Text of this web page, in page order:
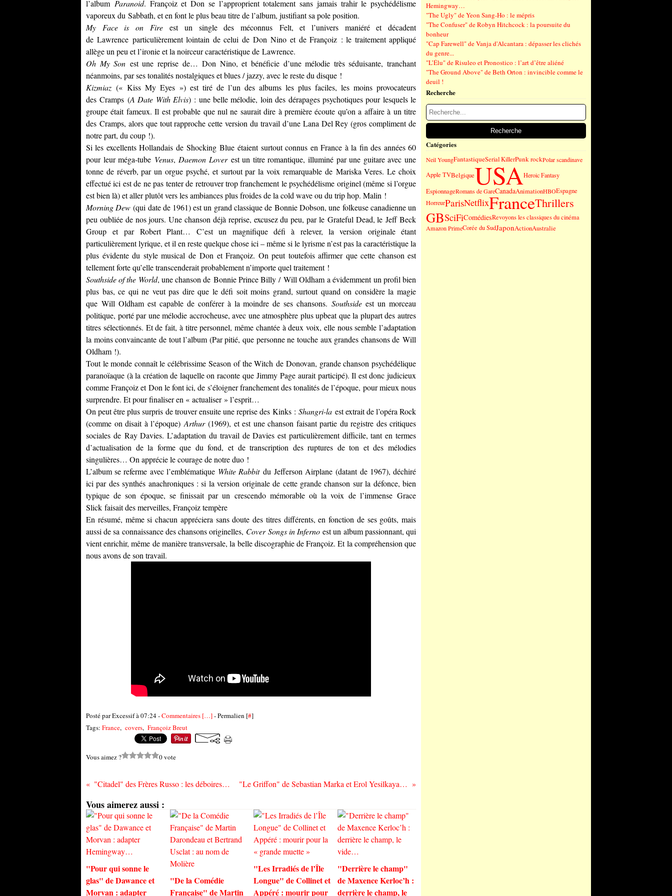
l’album Paranoid. Françoiz et Don se l’approprient totalement sans jamais trahir le psychédélisme
vaporeux du Sabbath, et en font le plus beau titre de l’album, justifiant sa pole position.
My Face is on Fireest un single des méconnus Felt, et l’univers maniéré et décadent
de Lawrence particulièrement lointain de celui de Don Nino et de Françoiz : le traitement appliqué
allège un peu et l’ironie et la noirceur caractéristique de Lawrence.
Oh My Son est une reprise de… Don Nino, et bénéficie d’une mélodie très séduisante, tranchant
néanmoins, par ses tonalités nostalgiques et blues / jazzy, avec le reste du disque !
Kizmiaz (« Kiss My Eyes ») est tiré de l’un des albums les plus faciles, les moins provocateurs
des Cramps (A Date With Elvis) : une belle mélodie, loin des dérapages psychotiques pour lesquels le
groupe était fameux. Il est probable que nul ne saurait dire à première écoute qu’on a affaire à un titre
des Cramps, alors que tout rapproche cette version du travail d’une Lana Del Rey (gros compliment de
notre part, du coup !).
Si les excellents Hollandais de Shocking Blue étaient surtout connus en France à la fin des années 60
pour leur méga-tube Venus, Daemon Loverest un titre romantique, illuminé par une guitare avec une
tonne de réverb, par un orgue psyché, et surtout par la voix remarquable de Mariska Veres. Le choix
effectué ici est de ne pas tenter de retrouver trop franchement le psychédélisme originel (même si l’orgue
est bien là) et aller plutôt vers les ambiances plus froides de la cold wave ou du trip hop. Malin !
Morning Dew (qui date de 1961) est un grand classique de Bonnie Dobson, une folkeuse canadienne un
peu oubliée de nos jours. Une chanson déjà reprise, excusez du peu, par le Grateful Dead, le Jeff Beck
Group et par Robert Plant… C’est un magnifique défi à relever, la version originale étant
particulièrement lyrique, et il en reste quelque chose ici – même si le lyrisme n’est pas la caractéristique la
plus évidente du style musical de Don et Françoiz. On peut toutefois affirmer que cette chanson est
tellement forte qu’elle transcenderait probablement n’importe quel traitement !
Southside of the World, une chanson de Bonnie Prince Billy / Will Oldham a évidemment un profil bien
plus bas, ce qui ne veut pas dire que le défi soit moins grand, surtout quand on considère la magie
que Will Oldham est capable de conférer à la moindre de ses chansons. Southsideest un morceau
politique, porté par une mélodie accrocheuse, avec une atmosphère plus upbeat que la plupart des autres
titres sélectionnés. Et de fait, à titre personnel, même chantée à deux voix, elle nous semble l’adaptation
la moins convaincante de tout l’album (Par pitié, que personne ne touche aux grandes chansons de Will
Oldham !).
Tout le monde connaît le célébrissime Season of the Witch de Donovan, grande chanson psychédélique
paranoïaque (à la création de laquelle on raconte que Jimmy Page aurait participé). Il est donc judicieux
comme Françoiz et Don le font ici, de s’éloigner franchement des tonalités de l’époque, pour mieux nous
surprendre. Et pour finaliser en « actualiser » l’esprit…
On peut être plus surpris de trouver ensuite une reprise des Kinks :Shangri-la est extrait de l’opéra Rock
(comme on disait à l’époque) Arthur(1969), et est une chanson faisant partie du registre des critiques
sociales de Ray Davies. L’adaptation du travail de Davies est particulièrement difficile, tant en termes
d’actualisation de la forme que du fond, et de transcription des ruptures de ton et des mélodies
singulières… On apprécie le courage de notre duo !
L’album se referme avec l’emblématique White Rabbitdu Jefferson Airplane (datant de 1967), déchiré
ici par des synthés anachroniques : si la version originale de cette grande chanson sur la défonce, bien
typique de son époque, se finissait par un crescendo mémorable où la voix de l’immense Grace
Slick faisait des merveilles, Françoiz tempère
En résumé, même si chacun appréciera sans doute des titres différents, en fonction de ses goûts, mais
aussi de sa connaissance des chansons originelles, Cover Songs in Inferno est un album passionnant, qui
vient enrichir, même de manière transversale, la belle discographie de Françoiz. Et la compréhension que
nous avons de son travail.
Posté par Excessif à 07:24 -Commentaires […]- Permalien [#]
Tags: France, covers, Françoiz Breut
Vous aimez ? 0 vote
"Citadel" des Frères Russo : les déboires du nouveau multiverse d’Amazon "Le Griffon" de Sebastian Marka et Erol Yesilkaya : monde parallèle et traumatisme familial
Vous aimerez aussi :
"Pour qui sonne le
glas" de Dawance et
Morvan : adapter
"De la Comédie
Française" de Martin
"Les Irradiés de l’Île
Longue" de Collinet et
Appéré : mourir pour
"Derrière le champ"
de Maxence Kerloc’h :
derrière le champ, le
Hemingway…
"The Ugly" de Yeon Sang-Ho : le mépris
"The Confuser" de Robyn Hitchcock : la poursuite du
bonheur
"Cap Farewell" de Vanja d'Alcantara : dépasser les clichés
du genre...
"L’Élu" de Risuleo et Pronostico : l’art d’être aliéné
"The Ground Above" de Beth Orton : invincible comme le
deuil !
Recherche
Catégories
Neil YoungFantastiqueSerial KillerPunk rockPolar scandinave
Apple TVBelgiqueUSAHeroic Fantasy
EspionnageRomans de GareCanadaAnimationHBOEspagne
HorreurParisNetflixFranceThrillers
GBSciFiComédiesRevoyons les classiques du cinéma
Amazon PrimeCorée du SudJaponActionAustralie